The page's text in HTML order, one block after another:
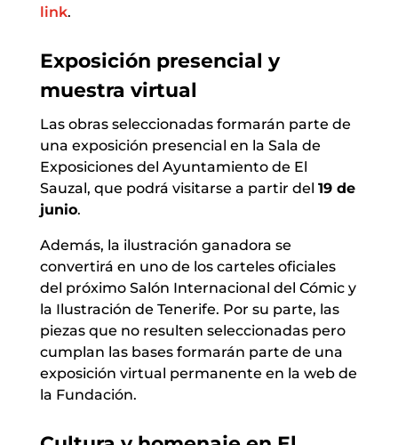
link.
Exposición presencial y
muestra virtual
Las obras seleccionadas formarán parte de
una exposición presencial en la Sala de
Exposiciones del Ayuntamiento de El
Sauzal, que podrá visitarse a partir del 19 de
junio.
Además, la ilustración ganadora se
convertirá en uno de los carteles oficiales
del próximo Salón Internacional del Cómic y
la Ilustración de Tenerife. Por su parte, las
piezas que no resulten seleccionadas pero
cumplan las bases formarán parte de una
exposición virtual permanente en la web de
la Fundación.